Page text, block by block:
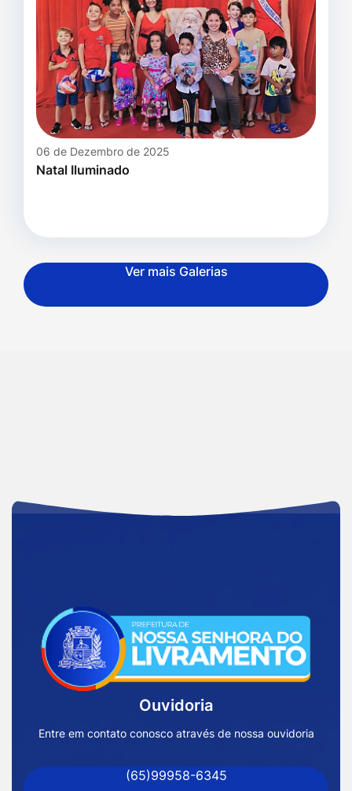
06 de Dezembro de 2025
Natal Iluminado
Ver mais Galerias
Acessar
Página
Inicial
de
Senhora
Ouvidoria
Entre em contato conosco através de nossa ouvidoria
(65)99958-6345